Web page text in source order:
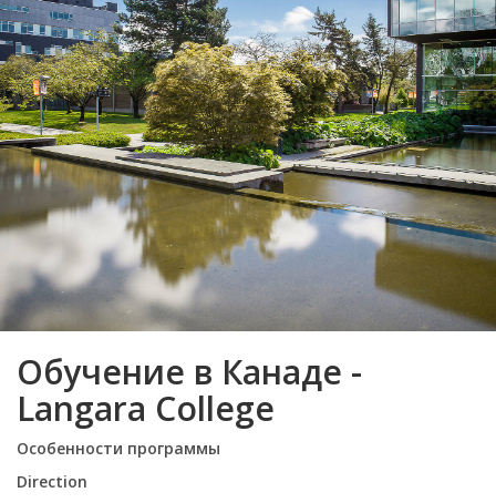
Обучение в Канаде -
Langara College
Особенности программы
Direction